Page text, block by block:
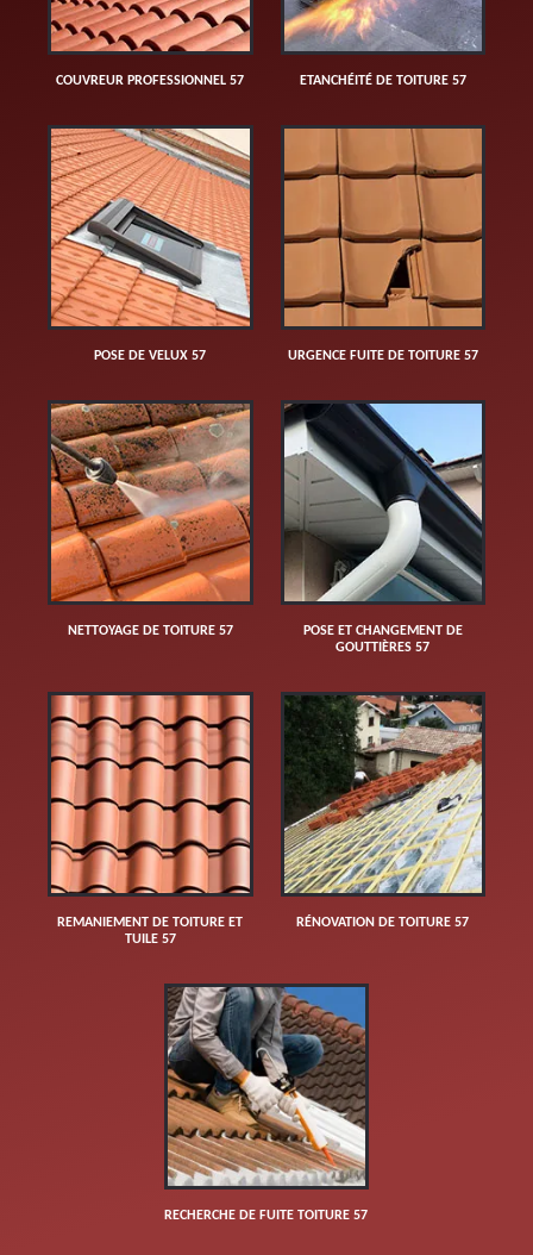
COUVREUR PROFESSIONNEL 57 ETANCHÉITÉ DE TOITURE 57
POSE DE VELUX 57 URGENCE FUITE DE TOITURE 57
NETTOYAGE DE TOITURE 57
POSE ET CHANGEMENT DE
GOUTTIÈRES 57
REMANIEMENT DE TOITURE ET
TUILE 57
RÉNOVATION DE TOITURE 57
RECHERCHE DE FUITE TOITURE 57